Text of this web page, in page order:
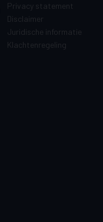
Privacy statement
Disclaimer
Juridische informatie
Klachtenregeling